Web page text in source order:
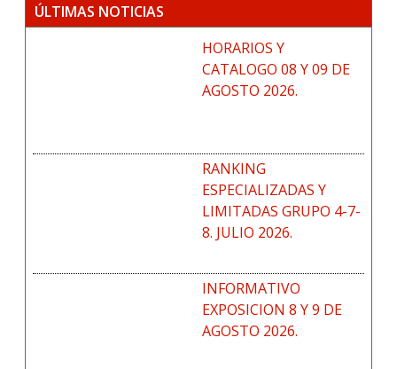
ÚLTIMAS NOTICIAS
HORARIOS Y
CATALOGO 08 Y 09 DE
AGOSTO 2026.
RANKING
ESPECIALIZADAS Y
LIMITADAS GRUPO 4-7-
8. JULIO 2026.
INFORMATIVO
EXPOSICION 8 Y 9 DE
AGOSTO 2026.